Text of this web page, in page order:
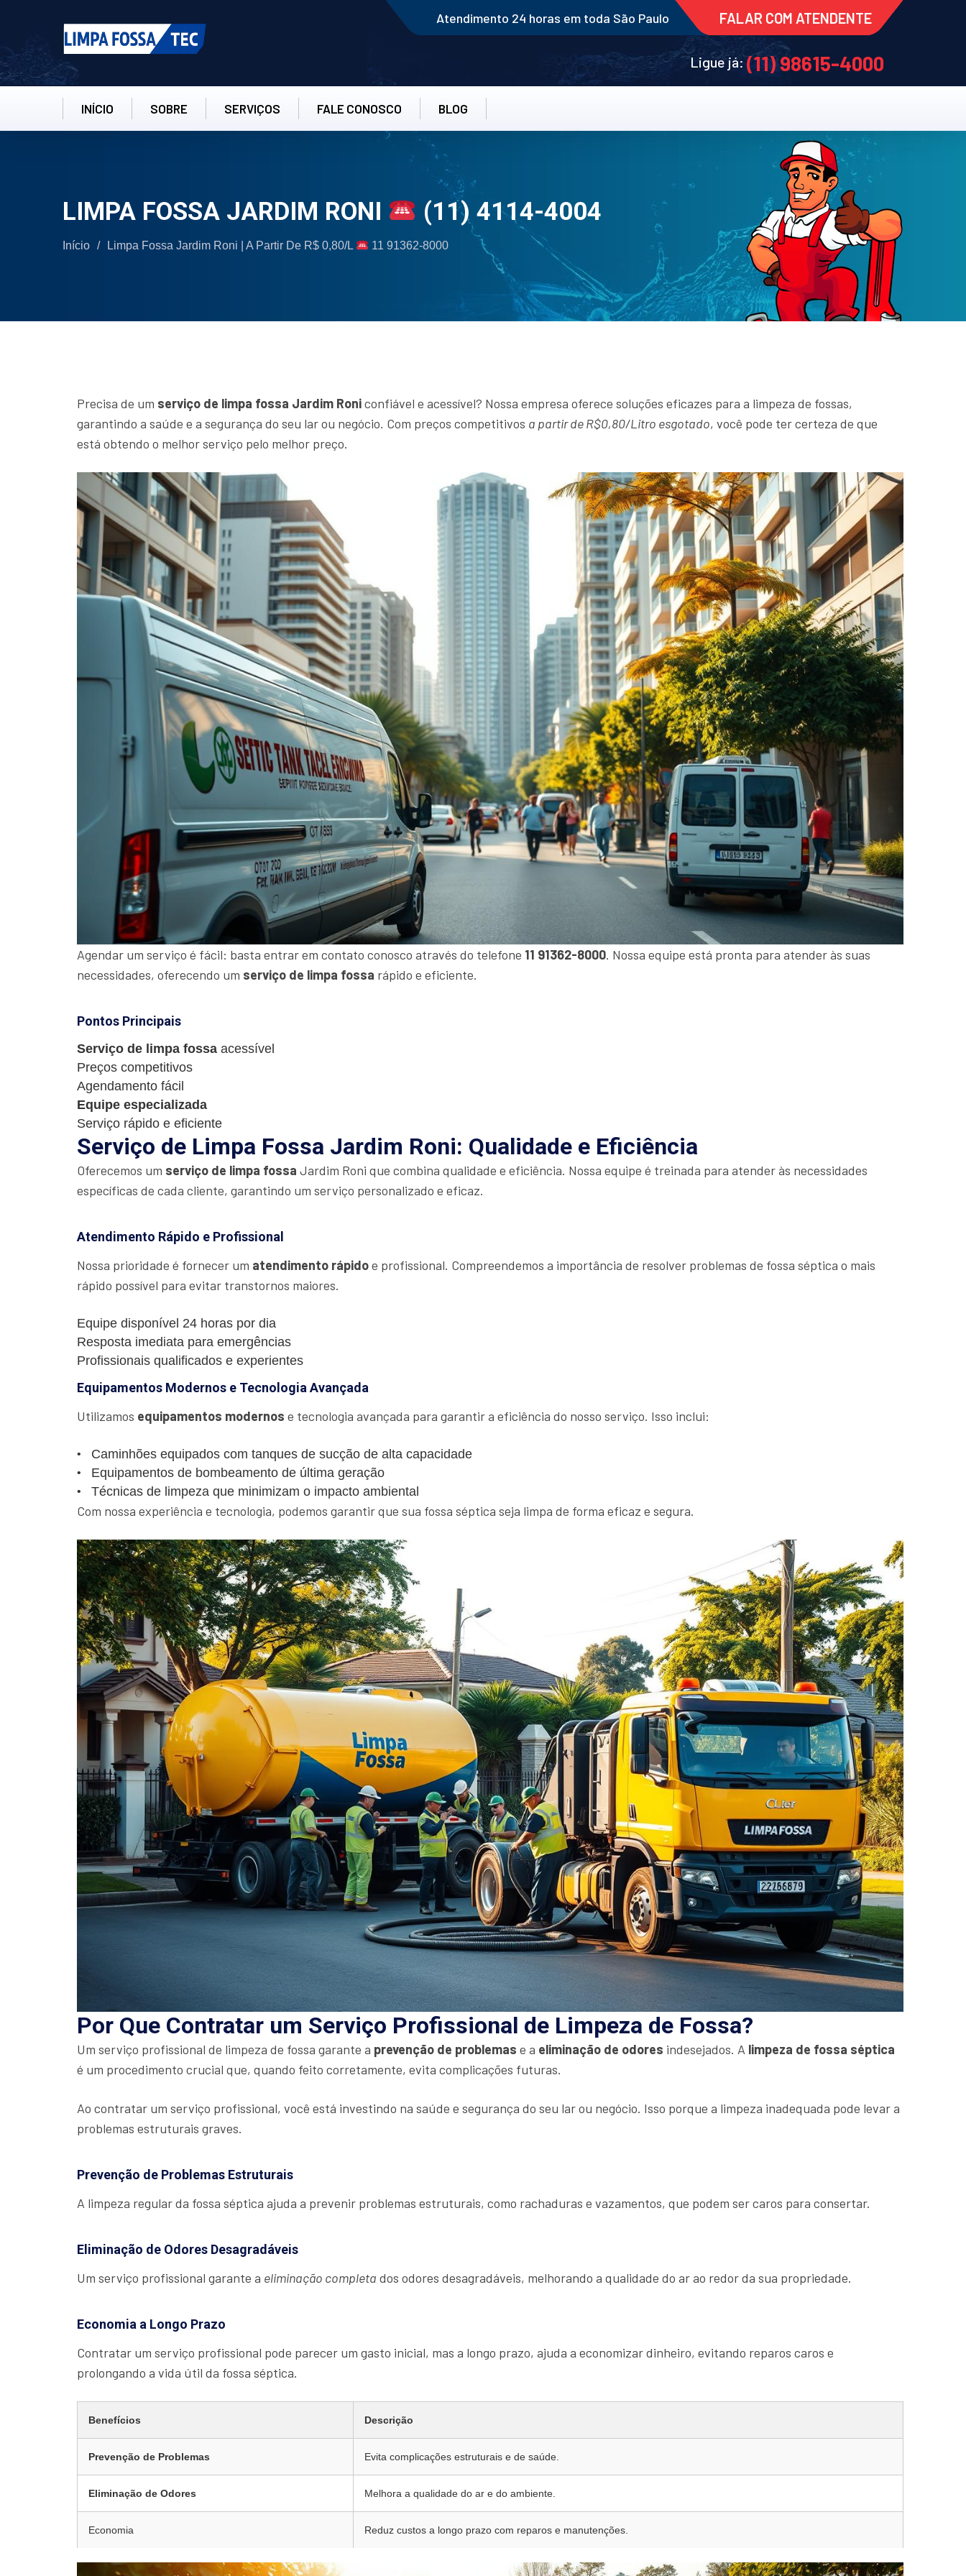
Atendimento 24 horas em toda São Paulo FALAR COM ATENDENTE
Ligue já:(11) 98615-4000
INÍCIO SOBRE SERVIÇOS FALE CONOSCO BLOG
LIMPA FOSSA JARDIM RONI (11) 4114-4004
Início / Limpa Fossa Jardim Roni | A Partir De R$ 0,80/L 11 91362-8000
Precisa de um serviço de limpa fossa Jardim Roniconfiável e acessível? Nossa empresa oferece soluções eficazes para a limpeza de fossas,
garantindo a saúde e a segurança do seu lar ou negócio. Com preços competitivos a partir de R$0,80/Litro esgotado, você pode ter certeza de que
está obtendo o melhor serviço pelo melhor preço.
Agendar um serviço é fácil: basta entrar em contato conosco através do telefone 11 91362-8000. Nossa equipe está pronta para atender às suas
necessidades, oferecendo um serviço de limpa fossa rápido e eficiente.
Pontos Principais
Serviço de limpa fossa acessível
Preços competitivos
Agendamento fácil
Equipe especializada
Serviço rápido e eficiente
Serviço de Limpa Fossa Jardim Roni: Qualidade e Eficiência
Oferecemos um serviço de limpa fossa Jardim Roni que combina qualidade e eficiência. Nossa equipe é treinada para atender às necessidades
específicas de cada cliente, garantindo um serviço personalizado e eficaz.
Atendimento Rápido e Profissional
Nossa prioridade é fornecer um atendimento rápidoe profissional. Compreendemos a importância de resolver problemas de fossa séptica o mais
rápido possível para evitar transtornos maiores.
Equipe disponível 24 horas por dia
Resposta imediata para emergências
Profissionais qualificados e experientes
Equipamentos Modernos e Tecnologia Avançada
Utilizamos equipamentos modernos e tecnologia avançada para garantir a eficiência do nosso serviço. Isso inclui:
Caminhões equipados com tanques de sucção de alta capacidade
Equipamentos de bombeamento de última geração
Técnicas de limpeza que minimizam o impacto ambiental
Com nossa experiência e tecnologia, podemos garantir que sua fossa séptica seja limpa de forma eficaz e segura.
Por Que Contratar um Serviço Profissional de Limpeza de Fossa?
Um serviço profissional de limpeza de fossa garante a prevenção de problemas e a eliminação de odores indesejados. A limpeza de fossa séptica
é um procedimento crucial que, quando feito corretamente, evita complicações futuras.
Ao contratar um serviço profissional, você está investindo na saúde e segurança do seu lar ou negócio. Isso porque a limpeza inadequada pode levar a
problemas estruturais graves.
Prevenção de Problemas Estruturais
A limpeza regular da fossa séptica ajuda a prevenir problemas estruturais, como rachaduras e vazamentos, que podem ser caros para consertar.
Eliminação de Odores Desagradáveis
Um serviço profissional garante a eliminação completa dos odores desagradáveis, melhorando a qualidade do ar ao redor da sua propriedade.
Economia a Longo Prazo
Contratar um serviço profissional pode parecer um gasto inicial, mas a longo prazo, ajuda a economizar dinheiro, evitando reparos caros e
prolongando a vida útil da fossa séptica.
Benefícios Descrição
Prevenção de Problemas Evita complicações estruturais e de saúde.
Eliminação de Odores Melhora a qualidade do ar e do ambiente.
Economia Reduz custos a longo prazo com reparos e manutenções.